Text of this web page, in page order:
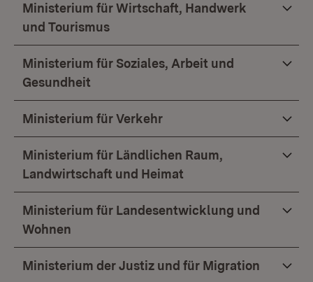
Ministerium für Wirtschaft, Handwerk
und Tourismus
Ministerium für Soziales, Arbeit und
Gesundheit
Ministerium für Verkehr
Ministerium für Ländlichen Raum,
Landwirtschaft und Heimat
Ministerium für Landesentwicklung und
Wohnen
Ministerium der Justiz und für Migration